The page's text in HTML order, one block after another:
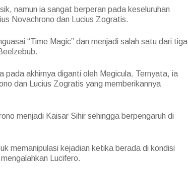
namun ia sangat berperan pada keseluruhan
Novachrono dan Lucius Zogratis.
“Time Magic” dan menjadi salah satu dari tiga
akhirnya diganti oleh Megicula. Ternyata, ia
dan Lucius Zogratis yang memberikannya
menjadi Kaisar Sihir sehingga berpengaruh di
memanipulasi kejadian ketika berada di kondisi
Lucifero.